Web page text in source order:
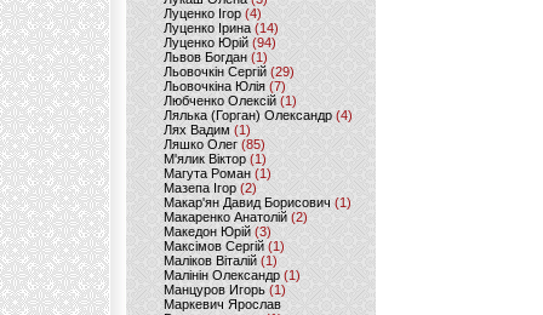
Луценко Ігор (4)
Луценко Ірина (14)
Луценко Юрій (94)
Львов Богдан (1)
Льовочкін Сергій (29)
Льовочкіна Юлія(7)
Любченко Олексій(1)
Лялька (Горган) Олександр(4)
Лях Вадим (1)
Ляшко Олег (85)
М'ялик Віктор(1)
Магута Роман(1)
Мазепа Ігор (2)
Макар'ян Давид Борисович(1)
Макаренко Анатолій (2)
Македон Юрій(3)
Максімов Сергій (1)
Маліков Віталій (1)
Малінін Олександр (1)
Манцуров Игорь (1)
Маркевич Ярослав